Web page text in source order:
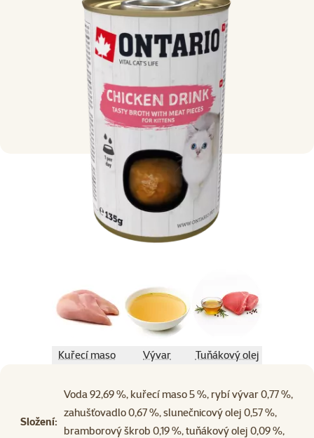
Kuřecí maso Vývar Tuňákový olej
Složení:
Voda 92,69 %, kuřecí maso 5 %, rybí vývar 0,77 %,
zahušťovadlo 0,67 %, slunečnicový olej 0,57 %,
bramborový škrob 0,19 %, tuňákový olej 0,09 %,